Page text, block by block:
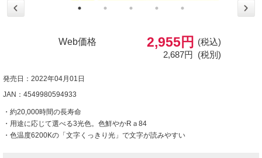
Web価格 2,955円
(税込)
2,687円 (税別)
発売日：2022年04月01日
JAN：4549980594933
・約20,000時間の長寿命
・用途に応じて選べる3光色。色鮮やかRａ84
・色温度6200Kの「文字くっきり光」で文字が読みやすい